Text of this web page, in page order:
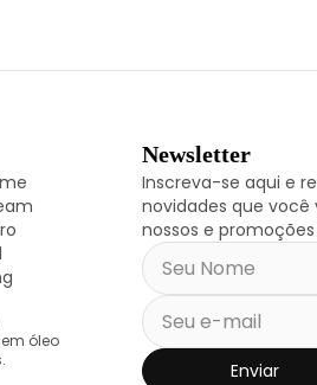
óleo
Newsletter
Inscreva-se aqui e
novidades que você
nossos e
Enviar